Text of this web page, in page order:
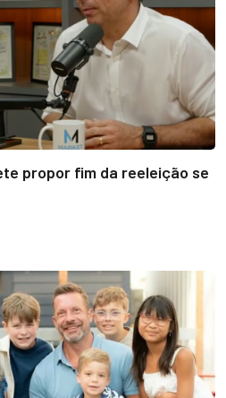
propor fim da reeleição se